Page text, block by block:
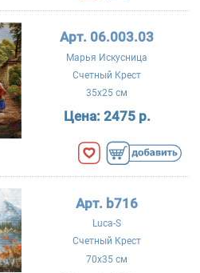
Арт. 06.003.03
Марья Искусница
Счетный Крест
35x25 см
Цена: 2475 р.
Арт. b716
Luca-S
Счетный Крест
70x35 см